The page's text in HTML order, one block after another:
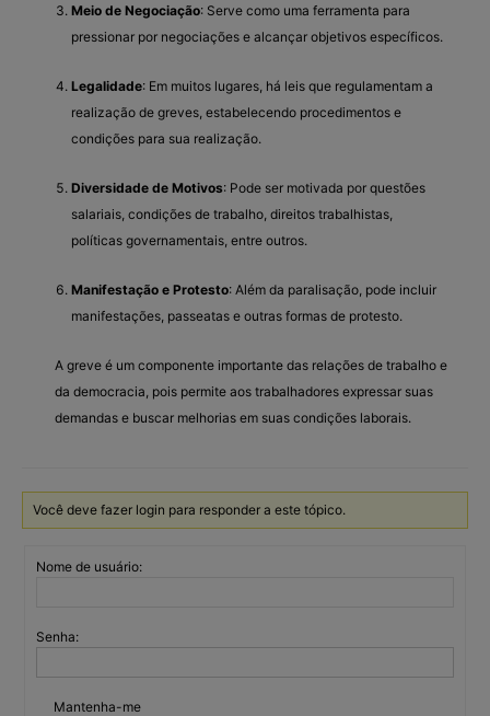
Meio de Negociação: Serve como uma ferramenta para
pressionar por negociações e alcançar objetivos específicos.
Legalidade: Em muitos lugares, há leis que regulamentam a
realização de greves, estabelecendo procedimentos e
condições para sua realização.
Diversidade de Motivos: Pode ser motivada por questões
salariais, condições de trabalho, direitos trabalhistas,
políticas governamentais, entre outros.
Manifestação e Protesto: Além da paralisação, pode incluir
manifestações, passeatas e outras formas de protesto.
A greve é um componente importante das relações de trabalho e
da democracia, pois permite aos trabalhadores expressar suas
demandas e buscar melhorias em suas condições laborais.
Você deve fazer login para responder a este tópico.
Nome de usuário:
Senha:
Mantenha-me